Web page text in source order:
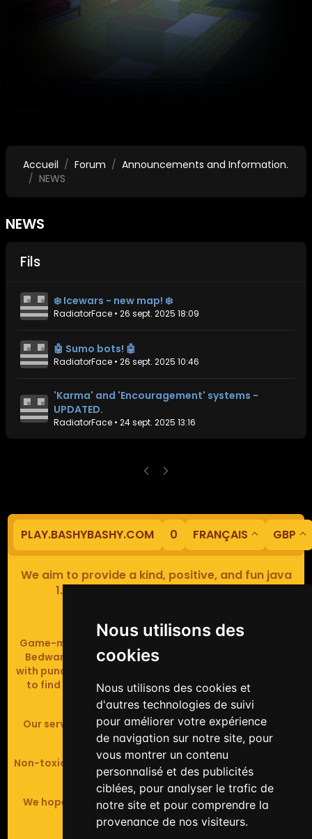
Nous utilisons des
cookies
Nous utilisons des cookies et
d'autres technologies de suivi
pour améliorer votre expérience
de navigation sur notre site, pour
vous montrer un contenu
personnalisé et des publicités
ciblées, pour analyser le trafic de
notre site et pour comprendre la
provenance de nos visiteurs.
Accueil Forum
Announcements and Information.
NEWS
NEWS
Fils
❄️ Icewars - new map! ❄️
RadiatorFace • 26 sept. 2025 18:09
🤖 Sumo bots! 🤖
RadiatorFace • 26 sept. 2025 10:46
'Karma' and 'Encouragement' systems -
UPDATED.
RadiatorFace • 24 sept. 2025 13:16
PLAY.BASHYBASHY.COM 0 FRANÇAIS GBP
We aim to provide a kind, positive, and fun java
1.8 Minecraft minigame experience.
Game-modes include Fiend Fight (mob arena game),
Bedwars (pvp & strategy), Assault Course (parkour
with punching), Sumo bot fights, Full Iron Armour (race
to find iron and craft armour), Icewars (Spleef and
Skywars' sweaty mutant offspring).
Our server handles crossplay (Bedrock and java 1.8 -
latest).
Non-toxic, noob-friendly, effective anticheat, and zero
tolerance of hackers.
We hope you enjoy your time playing at BashyBashy!